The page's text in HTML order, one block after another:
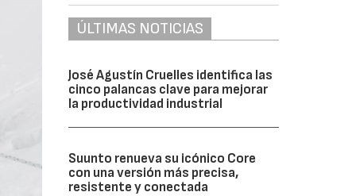
ÚLTIMAS NOTICIAS
José Agustín Cruelles identifica las
cinco palancas clave para mejorar
la productividad industrial
Suunto renueva su icónico Core
con una versión más precisa,
resistente y conectada